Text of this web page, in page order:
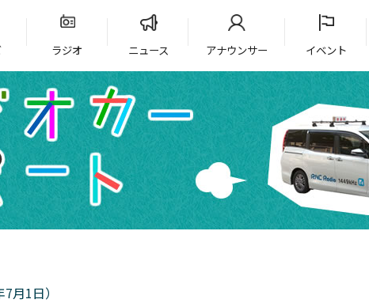
ラジオ ニュース アナウンサー イベント
月1日）